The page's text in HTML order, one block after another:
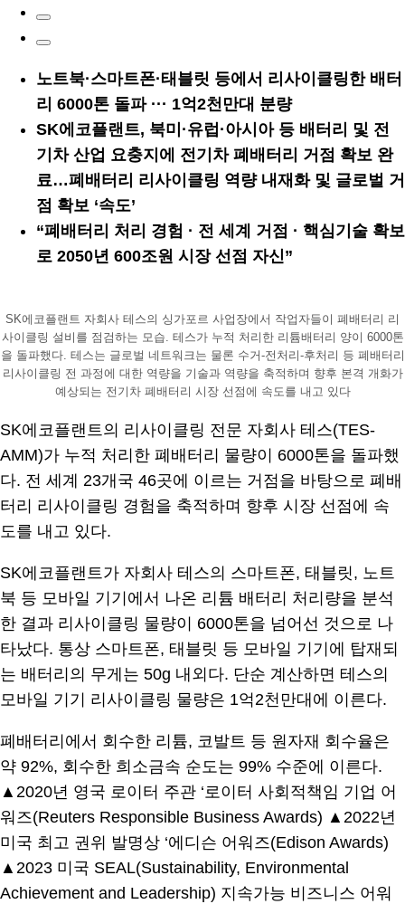
노트북·스마트폰·태블릿 등에서 리사이클링한 배터
리 6000톤 돌파 ··· 1억2천만대 분량
SK에코플랜트, 북미·유럽·아시아 등 배터리 및 전
기차 산업 요충지에 전기차 폐배터리 거점 확보 완
료…폐배터리 리사이클링 역량 내재화 및 글로벌 거
점 확보 ‘속도’
“폐배터리 처리 경험 · 전 세계 거점 · 핵심기술 확보
로 2050년 600조원 시장 선점 자신”
SK에코플랜트 자회사 테스의 싱가포르 사업장에서 작업자들이 폐배터리 리
사이클링 설비를 점검하는 모습. 테스가 누적 처리한 리튬배터리 양이 6000톤
을 돌파했다. 테스는 글로벌 네트워크는 물론 수거-전처리-후처리 등 폐배터리
리사이클링 전 과정에 대한 역량을 기술과 역량을 축적하며 향후 본격 개화가
예상되는 전기차 폐배터리 시장 선점에 속도를 내고 있다
SK에코플랜트의 리사이클링 전문 자회사 테스(TES-
AMM)가 누적 처리한 폐배터리 물량이 6000톤을 돌파했
다. 전 세계 23개국 46곳에 이르는 거점을 바탕으로 폐배
터리 리사이클링 경험을 축적하며 향후 시장 선점에 속
도를 내고 있다.
SK에코플랜트가 자회사 테스의 스마트폰, 태블릿, 노트
북 등 모바일 기기에서 나온 리튬 배터리 처리량을 분석
한 결과 리사이클링 물량이 6000톤을 넘어선 것으로 나
타났다. 통상 스마트폰, 태블릿 등 모바일 기기에 탑재되
는 배터리의 무게는 50g 내외다. 단순 계산하면 테스의
모바일 기기 리사이클링 물량은 1억2천만대에 이른다.
폐배터리에서 회수한 리튬, 코발트 등 원자재 회수율은
약 92%, 회수한 희소금속 순도는 99% 수준에 이른다.
▲2020년 영국 로이터 주관 ‘로이터 사회적책임 기업 어
워즈(Reuters Responsible Business Awards) ▲2022년
미국 최고 권위 발명상 ‘에디슨 어워즈(Edison Awards)
▲2023 미국 SEAL(Sustainability, Environmental
Achievement and Leadership) 지속가능 비즈니스 어워